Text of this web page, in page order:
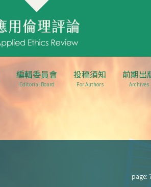
編輯委員會
Editorial Board
投稿須知
For Authors
前期出
Archives
page: